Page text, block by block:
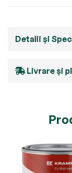
Detalii și
Livrare și